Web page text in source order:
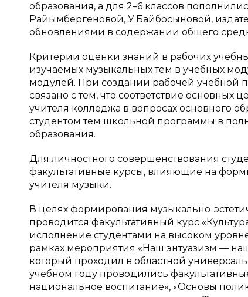
образования, а для 2–6 классов
Райымбергеновой, У.Байбосыновой,
обновлениями в содержании общего
Критерии оценки знаний в рабочих
изучаемых музыкальных тем в учебных
модулей. При создании рабочей учебной
связано с тем, что соответствие основных
учителя колледжа в вопросах основного
студентом тем школьной программы в
образования.
Для личностного совершенствования
факультативные курсы, влияющие на
учителя музыки.
В целях формирования музыкально-
проводится факультативный курс
исполнение студентами на высоком
рамках мероприятия «Наш энтуазизм —
который проходил в областной
учебном году проводились
национальное воспитание», «Основы